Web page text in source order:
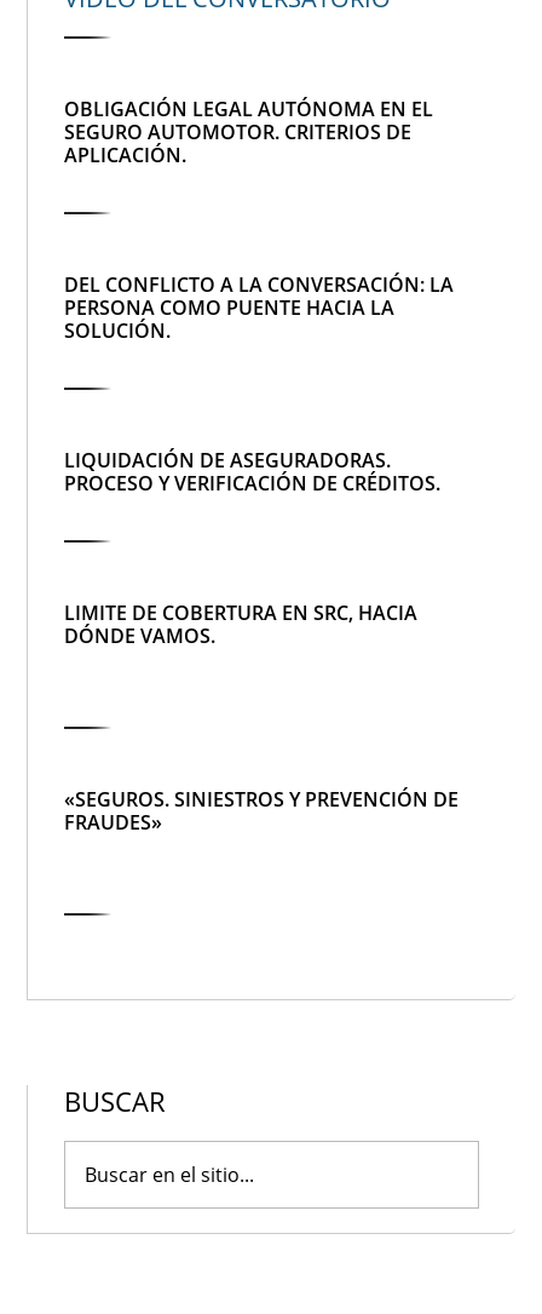
OBLIGACIÓN LEGAL AUTÓNOMA EN EL
SEGURO AUTOMOTOR. CRITERIOS DE
APLICACIÓN.
DEL CONFLICTO A LA CONVERSACIÓN: LA
PERSONA COMO PUENTE HACIA LA
SOLUCIÓN.
LIQUIDACIÓN DE ASEGURADORAS.
PROCESO Y VERIFICACIÓN DE CRÉDITOS.
LIMITE DE COBERTURA EN SRC, HACIA
DÓNDE VAMOS.
«SEGUROS. SINIESTROS Y PREVENCIÓN DE
FRAUDES»
BUSCAR